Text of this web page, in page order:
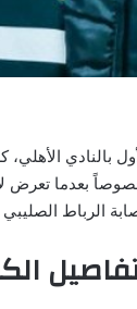
بالنادي
بعدما تعرض
الرباط